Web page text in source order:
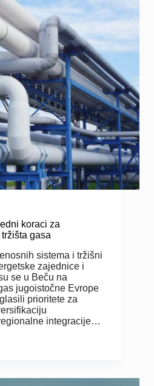
koraci za
gasa
sistema i tržišni
zajednice i
se u Beču na
jugoistočne Evrope
prioritete za
integracije…